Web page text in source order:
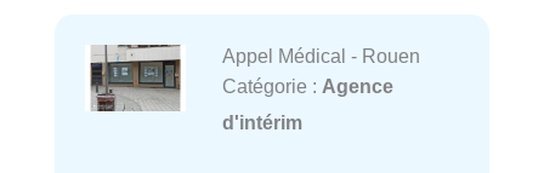
Appel Médical - Rouen
Catégorie : Agence
d'intérim